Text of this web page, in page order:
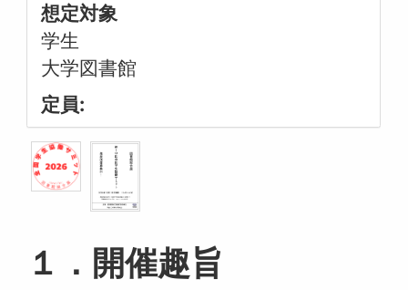
想定対象
学生
大学図書館
定員:
１．開催趣旨